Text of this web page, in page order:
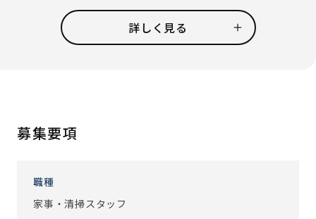
外出する際の運転
※ご入居者が乗車される際は、介護スタッフが付き添いま
すので、介護の資格は必要ありません。
仕事して頂きます。
「自分のしたことで喜んでくれる人がいる。誰かの役に立て
9：00 朝礼（1日の流れを確認）
詳しく見る
募集要項
職種
家事・清掃スタッフ